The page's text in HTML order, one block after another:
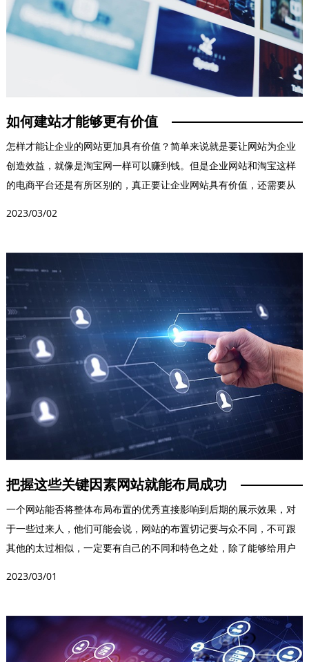
如何建站才能够更有价值
怎样才能让企业的网站更加具有价值？简单来说就是要让网站为企业
创造效益，就像是淘宝网一样可以赚到钱。但是企业网站和淘宝这样
的电商平台还是有所区别的，真正要让企业网站具有价值，还需要从
2023/03/02
把握这些关键因素网站就能布局成功
一个网站能否将整体布局布置的优秀直接影响到后期的展示效果，对
于一些过来人，他们可能会说，网站的布置切记要与众不同，不可跟
其他的太过相似，一定要有自己的不同和特色之处，除了能够给用户
2023/03/01